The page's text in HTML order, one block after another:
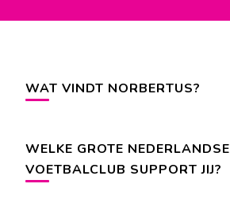
WAT VINDT NORBERTUS?
WELKE GROTE NEDERLANDSE
VOETBALCLUB SUPPORT JIJ?